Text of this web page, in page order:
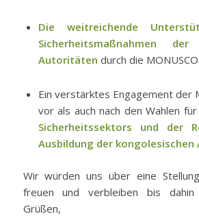
Die weitreichende
Sicherheitsmaßnahmen der
Autoritäten durch die MONUSCO.
Ein verstärktes Engagement der
vor als auch nach den Wahlen
Sicherheitssektors und der
Ausbildung der kongolesischen
Wir würden uns über eine
freuen und verbleiben bis dahin
Grüßen,